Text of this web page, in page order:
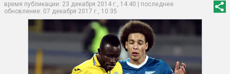
время публикации: 23 декабря 2014 г., 14:40 | последнее
обновление: 07 декабря 2017 г., 10:35